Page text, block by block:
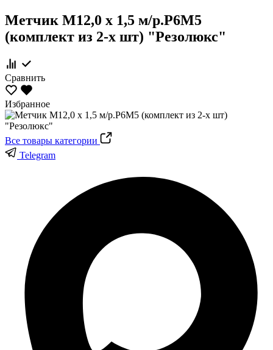
Метчик М12,0 х 1,5 м/р.Р6М5
(комплект из 2-х шт) "Резолюкс"
Сравнить
Избранное
Все товары категории
Telegram